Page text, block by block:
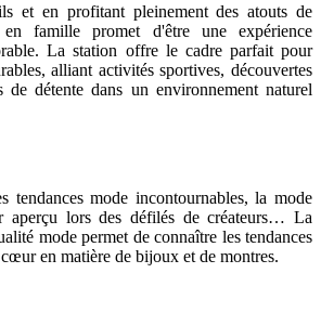
et en profitant pleinement des atouts de
famille promet d'être une expérience
La station offre le cadre parfait pour
alliant activités sportives, découvertes
de détente dans un environnement naturel
tendances mode incontournables, la mode
aperçu lors des défilés de créateurs… La
mode permet de connaître les tendances
en matière de bijoux et de montres.